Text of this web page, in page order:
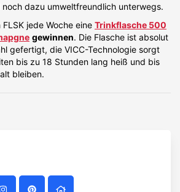
dazu umweltfreundlich unterwegs.
jede Woche eine Trinkflasche 500
gewinnen. Die Flasche ist absolut
gefertigt, die VICC-Technologie sorgt
bis zu 18 Stunden lang heiß und bis
bleiben.